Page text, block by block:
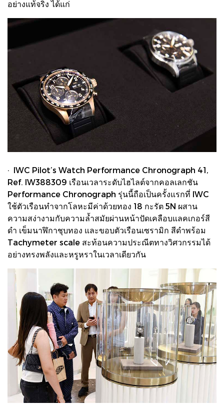
อย่างแท้จริง ได้แก่
· IWC Pilot’s Watch Performance Chronograph 41,
Ref. IW388309 เรือนเวลาระดับไฮไลต์จากคอลเลกชัน
Performance Chronograph รุ่นนี้ถือเป็นครั้งแรกที่ IWC
ใช้ตัวเรือนทำจากโลหะมีค่าด้วยทอง 18 กะรัต 5N ผสาน
ความสง่างามกับความล้ำสมัยผ่านหน้าปัดเคลือบแลคเกอร์สี
ดำ เข็มนาฬิกาชุบทอง และขอบตัวเรือนเซรามิก สีดำพร้อม
Tachymeter scale สะท้อนความประณีตทางวิศวกรรมได้
อย่างทรงพลังและหรูหราในเวลาเดียวกัน